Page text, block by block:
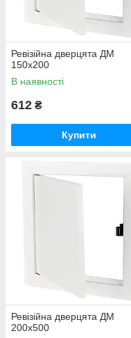
Ревізійна дверцята ДМ
150х200
В наявності
612 ₴
Купити
Ревізійна дверцята ДМ
200х500